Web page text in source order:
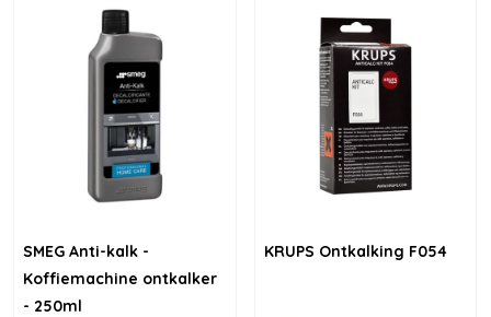
SMEG Anti-kalk -
Koffiemachine ontkalker
- 250ml
KRUPS Ontkalking F054